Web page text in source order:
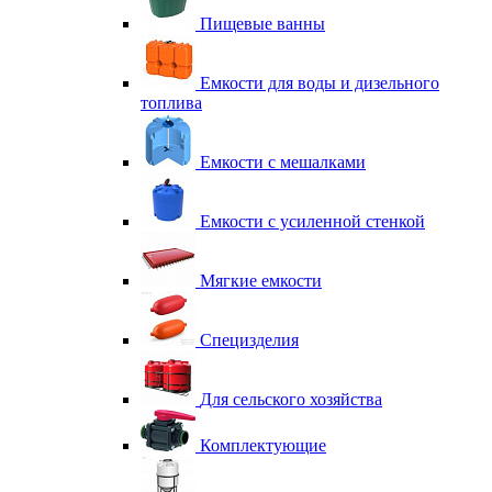
Пищевые ванны
Емкости для воды и дизельного
топлива
Емкости с мешалками
Емкости с усиленной стенкой
Мягкие емкости
Специзделия
Для сельского хозяйства
Комплектующие